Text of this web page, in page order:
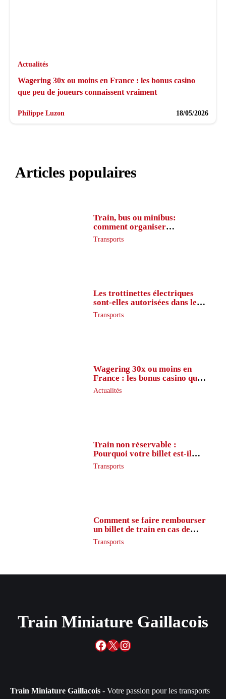
Actualités
Wagering 30x ou moins en France : les bonus casino
que peu de joueurs connaissent vraiment
Philippe Luzon 18/05/2026
Articles populaires
Train, bus ou minibus:
comment organiser
l’itinéraire en France
Transports
Les trottinettes électriques
sont-elles autorisées dans le
métro ?
Transports
Wagering 30x ou moins en
France : les bonus casino que
peu de joueurs connaissent
vraiment
Actualités
Train non réservable :
Pourquoi votre billet est-il
inaccessible ?
Transports
Comment se faire rembourser
un billet de train en cas de
retard ?
Transports
Train Miniature Gaillacois
Facebook
X Instagram
Train Miniature Gaillacois - Votre passion pour les transports